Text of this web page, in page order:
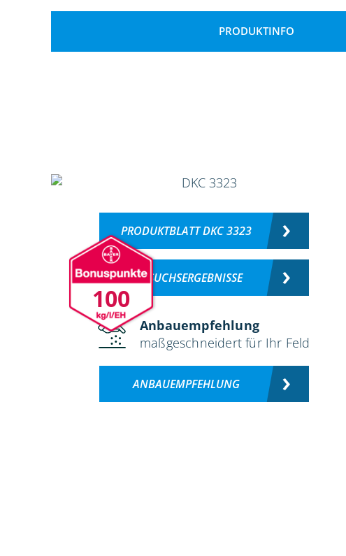
PRODUKTINFO
100
PRODUKTBLATT DKC 3323
VERSUCHSERGEBNISSE
Anbauempfehlung
maßgeschneidert für Ihr Feld
ANBAUEMPFEHLUNG